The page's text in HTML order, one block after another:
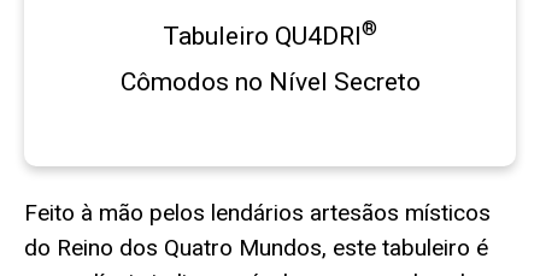
Tabuleiro QU4DRI®
Cômodos no Nível Secreto
Feito à mão pelos lendários artesãos místicos
do Reino dos Quatro Mundos, este tabuleiro é